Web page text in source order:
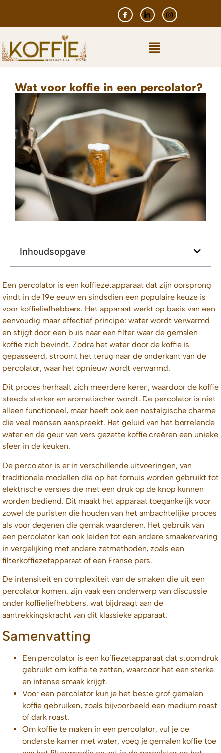
Wat voor koffie in een percolator?
Inhoudsopgave
Een percolator is een koffiezetapparaat dat zijn oorsprong
vindt in de 19e eeuw en sindsdien een populaire keuze is
voor koffieliefhebbers. Het apparaat werkt op basis van een
eenvoudig maar effectief principe: water wordt verwarmd
en stijgt door een buis naar een filter waar de gemalen
koffie zich bevindt. Zodra het water door de koffie is
gepasseerd, stroomt het terug naar de onderkant van de
percolator, waar het opnieuw wordt verwarmd.
Dit proces herhaalt zich meerdere keren, waardoor de koffie
steeds sterker en aromatischer wordt. De percolator is niet
alleen functioneel, maar heeft ook een nostalgische charme
die veel mensen aanspreekt. Het geluid van het borrelende
water en de geur van vers gezette koffie creëren een unieke
sfeer in de keuken.
De percolator is er in verschillende uitvoeringen, van
traditionele modellen die op het fornuis worden gebruikt tot
elektrische versies die met één druk op de knop kunnen
worden bediend. Dit maakt het apparaat toegankelijk voor
zowel de puristen die houden van het ambachtelijke proces
als voor degenen die gemak waarderen. Het gebruik van
een percolator kan ook leiden tot een andere smaakervaring
in vergelijking met andere zetmethoden, zoals een
filterkoffiezetapparaat of een Franse pers.
De intensiteit en complexiteit van de smaken die uit een
percolator komen, zijn vaak een onderwerp van discussie
onder koffieliefhebbers, wat bijdraagt aan de
aantrekkingskracht van dit klassieke apparaat.
Samenvatting
Een percolator is een koffiezetapparaat dat stoomdruk
gebruikt om koffie te zetten, waardoor het een sterke
en intense smaak krijgt.
Voor een percolator kun je het beste grof gemalen
koffie gebruiken, zoals bijvoorbeeld een medium roast
of dark roast.
Om koffie te maken in een percolator, vul je de
onderste kamer met water, voeg je gemalen koffie toe